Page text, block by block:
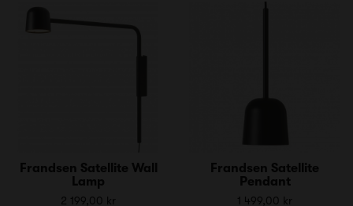
Frandsen Satellite Wall
Lamp
2 199,00 kr
Frandsen Satellite
Pendant
1 499,00 kr